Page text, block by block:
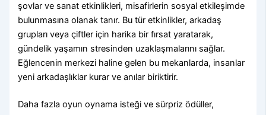
şovlar ve sanat etkinlikleri, misafirlerin sosyal etkileşimde
bulunmasına olanak tanır. Bu tür etkinlikler, arkadaş
grupları veya çiftler için harika bir fırsat yaratarak,
gündelik yaşamın stresinden uzaklaşmalarını sağlar.
Eğlencenin merkezi haline gelen bu mekanlarda, insanlar
yeni arkadaşlıklar kurar ve anılar biriktirir.
Daha fazla oyun oynama isteği ve sürpriz ödüller,